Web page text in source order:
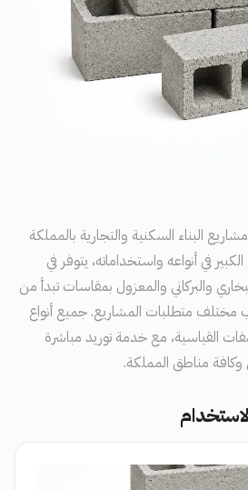
البناء السكنية والتجارية بالمملكة
في أنواعه واستخداماته، يتوفر في
والبركاني والمعزول بمقاسات تبدأ من
لتناسب مختلف متطلبات المشاريع. جميع أنواع
القياسية، مع خدمة توريد مباشرة
مناطق المملكة.